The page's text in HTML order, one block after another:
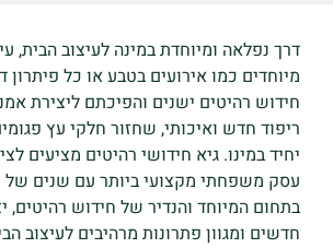
דרך נפלאה ומיוחדת במינה לעיצוב הבית,
מיוחדים כמו אירועים בטבע או כל פיתרון
חידוש רהיטים ישנים והפיכתם ליצירת
ריפוד חדש ואיכותי, שחזור חלקי עץ
יחיד במינו. גיא חידושי רהיטים מציעים
עסק משפחתי מקצועי ביותר עם שנים של
בתחום המיוחד והנדיר של חידוש רהיטים,
חדשים ומגוון פתרונות מרהיבים לעיצוב